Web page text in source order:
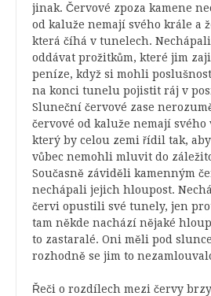
jinak. Červové zpoza kamene
od kaluže nemají svého krále a
která číhá v tunelech.
oddávat prožitkům, které jim
peníze, když si mohli
na konci tunelu pojistit ráj v
Sluneční červové zase
červové od kaluže nemají
který by celou zemi řídil tak,
vůbec nemohli mluvit do
Současně záviděli kamenným
nechápali jejich hloupost.
červi opustili své tunely, jen
tam někde nachází nějaké
to zastaralé. Oni měli pod
rozhodně se jim to
Řeči o rozdílech mezi červy